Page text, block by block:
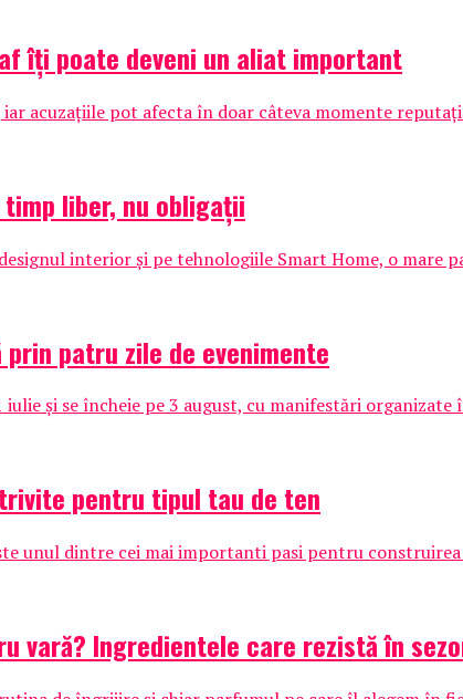
îţi poate deveni un aliat important
acuzațiile pot afecta în doar câteva momente
liber, nu obligații
interior și pe tehnologiile Smart Home, o mare
patru zile de evenimente
și se încheie pe 3 august, cu manifestări organizate
pentru tipul tau de ten
unul dintre cei mai importanti pasi pentru
vară? Ingredientele care rezistă în